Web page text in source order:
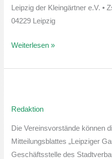
Leipzig der Kleingärtner e.V. •
04229 Leipzig
Weiterlesen »
Redaktion
Die Vereinsvorstände können
Mitteilungsblattes „Leipziger
Geschäftsstelle des
März-
Ausgabe